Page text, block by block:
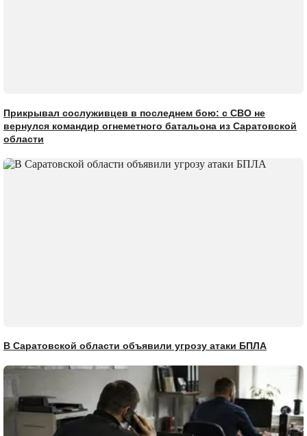
Прикрывал сослуживцев в последнем бою: с СВО не
вернулся командир огнеметного батальона из Саратовской
области
В Саратовской области объявили угрозу атаки БПЛА